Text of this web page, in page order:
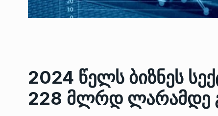
2024 წელს ბიზნეს
228 მლრდ ლარამდე
მინისტერიალზე
ᲔᲙᲝᲜᲝᲛᲘᲙᲐ 10/05/2022
სამსახურის…
ᲔᲙᲝᲜᲝᲛᲘᲙᲐ 10/05/2022
საქართველოს